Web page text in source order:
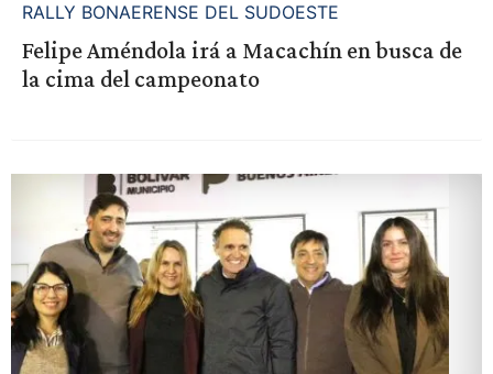
RALLY BONAERENSE DEL SUDOESTE
Felipe Améndola irá a Macachín en busca de
la cima del campeonato